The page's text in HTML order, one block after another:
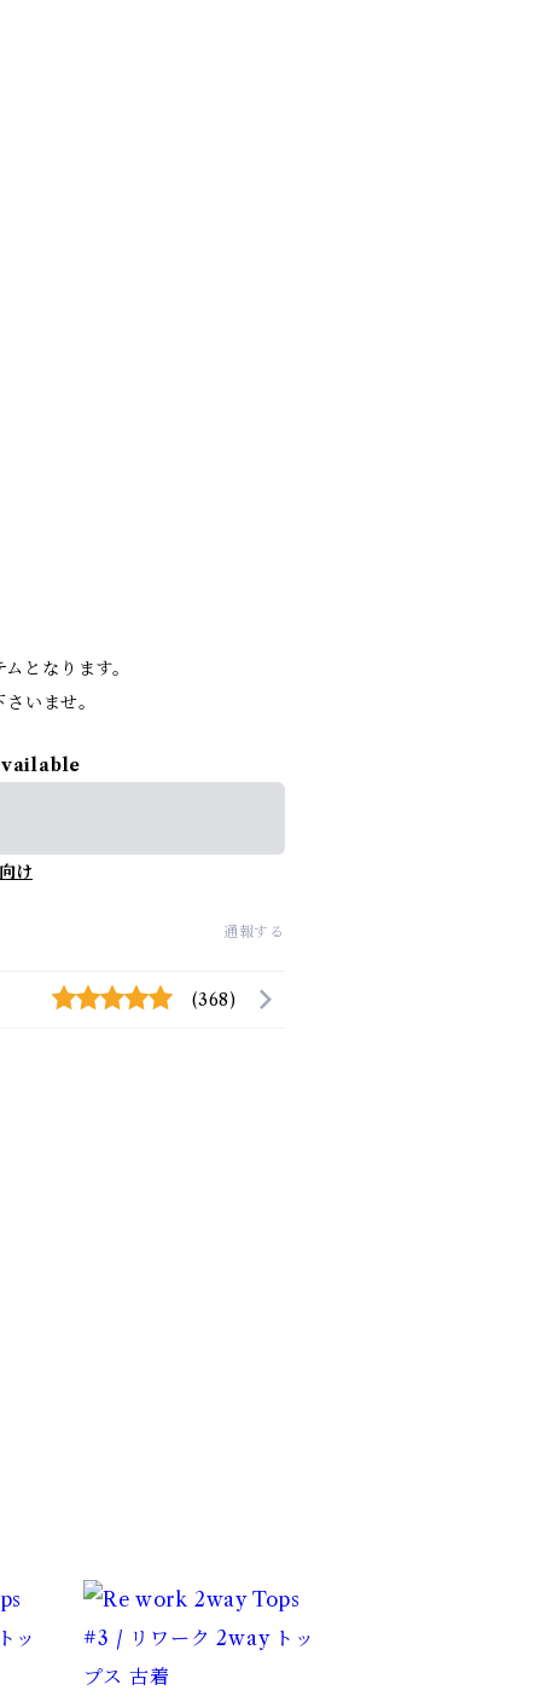
となります。
いませ。
け
通報する
(368)